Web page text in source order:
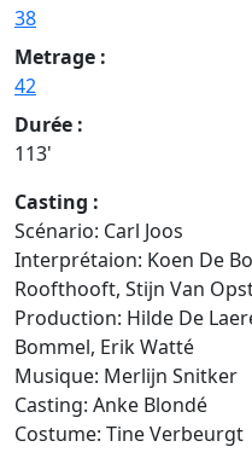
38
Metrage :
42
Durée :
113'
Casting :
Scénario: Carl Joos
Interprétaion: Koen De
Roofthooft, Stijn Van
Production: Hilde De
Bommel, Erik Watté
Musique: Merlijn Snitker
Casting: Anke Blondé
Costume: Tine Verbeurgt